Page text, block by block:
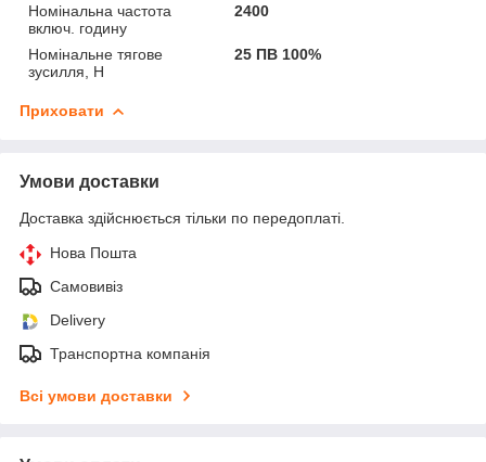
Номінальна частота
включ. годину
2400
Номінальне тягове
зусилля, Н
25 ПВ 100%
Приховати
Умови доставки
Доставка здійснюється тільки по передоплаті.
Нова Пошта
Самовивіз
Delivery
Транспортна компанія
Всі умови доставки